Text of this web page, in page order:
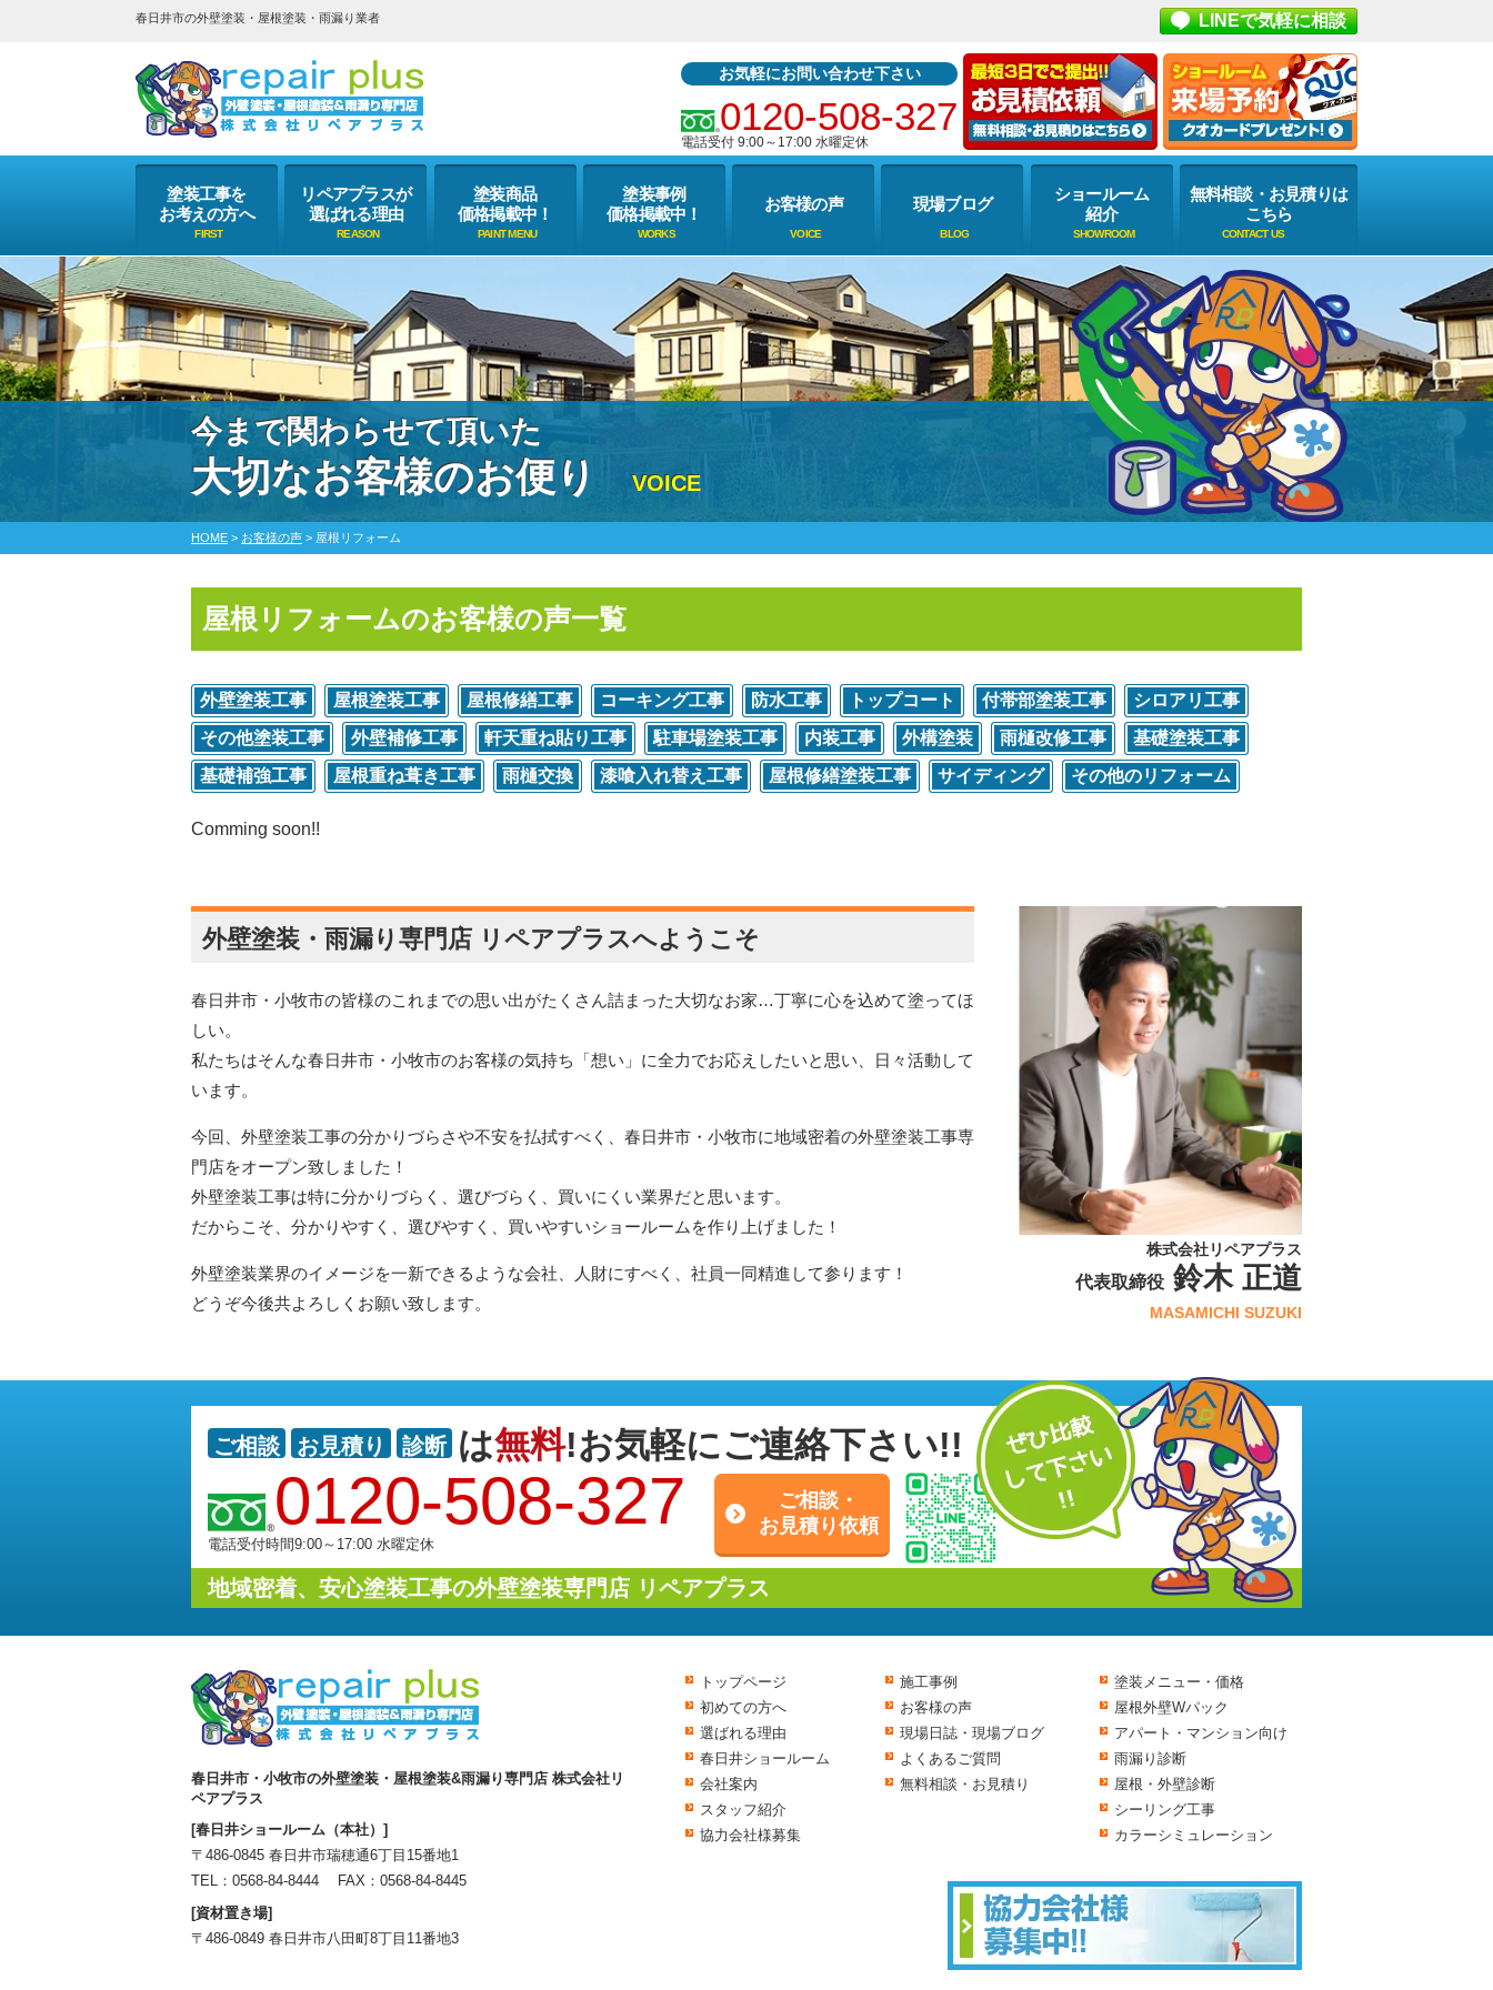
春日井市の外壁塗装・屋根塗装・雨漏り業者 LINEで気軽に相談
お気軽にお問い合わせ下さい
0120-508-327
電話受付 9:00～17:00 水曜定休
塗装工事を
お考えの方へ
リペアプラスが
選ばれる理由
塗装商品
価格掲載中！
塗装事例
価格掲載中！
お客様の声 現場ブログ
ショールーム
紹介
無料相談・お見積りは
こちら
今まで関わらせて頂いた
大切なお客様のお便り VOICE
HOME > お客様の声 > 屋根リフォーム
屋根リフォームのお客様の声一覧
外壁塗装工事 屋根塗装工事 屋根修繕工事 コーキング工事 防水工事 トップコート 付帯部塗装工事
シロアリ工事
その他塗装工事
外壁補修工事 軒天重ね貼り工事 駐車場塗装工事 内装工事 外構塗装 雨樋改修工事
基礎塗装工事
基礎補強工事
屋根重ね葺き工事 雨樋交換 漆喰入れ替え工事 屋根修繕塗装工事 サイディング その他のリフォーム
Comming soon!!
外壁塗装・雨漏り専門店 リペアプラスへようこそ
春日井市・小牧市の皆様のこれまでの思い出がたくさん詰まった大切なお家…丁寧に心を込めて塗ってほ
しい。
私たちはそんな春日井市・小牧市のお客様の気持ち「想い」に全力でお応えしたいと思い、日々活動して
います。
今回、外壁塗装工事の分かりづらさや不安を払拭すべく、春日井市・小牧市に地域密着の外壁塗装工事専
門店をオープン致しました！
外壁塗装工事は特に分かりづらく、選びづらく、買いにくい業界だと思います。
だからこそ、分かりやすく、選びやすく、買いやすいショールームを作り上げました！
外壁塗装業界のイメージを一新できるような会社、人財にすべく、社員一同精進して参ります！
どうぞ今後共よろしくお願い致します。
株式会社リペアプラス
代表取締役 鈴木 正道
MASAMICHI SUZUKI
ご相談 お見積り 診断 は無料!お気軽にご連絡下さい!!
0120-508-327
電話受付時間9:00～17:00 水曜定休
ご相談・
お見積り依頼
地域密着、安心塗装工事の外壁塗装専門店 リペアプラス
春日井市・小牧市の外壁塗装・屋根塗装&雨漏り専門店 株式会社リ
ペアプラス
[春日井ショールーム（本社）]
〒486-0845 春日井市瑞穂通6丁目15番地1
TEL： 0568-84-8444 FAX：0568-84-8445
[資材置き場]
〒486-0849 春日井市八田町8丁目11番地3
トップページ
初めての方へ
選ばれる理由
春日井ショールーム
会社案内
スタッフ紹介
協力会社様募集
施工事例
お客様の声
現場日誌・現場ブログ
よくあるご質問
無料相談・お見積り
塗装メニュー・価格
屋根外壁Wパック
アパート・マンション向け
雨漏り診断
屋根・外壁診断
シーリング工事
カラーシミュレーション